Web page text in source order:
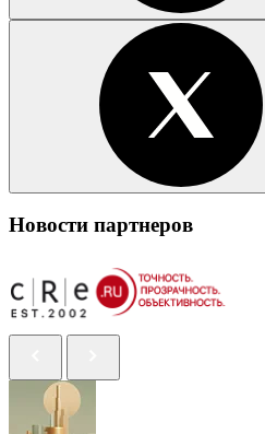
Новости партнеров